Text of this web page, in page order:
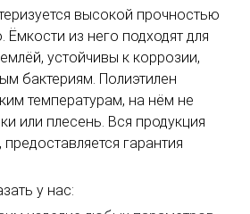
высокой прочностью
Ёмкости из него подходят для
устойчивы к коррозии,
бактериям. Полиэтилен
температурам, на нём не
или плесень. Вся продукция
гарантия
у нас: